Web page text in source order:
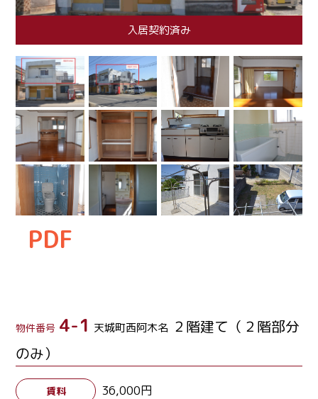
入居契約済み
PDF
物件番号 4-1 天城町西阿木名 ２階建て（２階部分
のみ）
賃料 36,000円